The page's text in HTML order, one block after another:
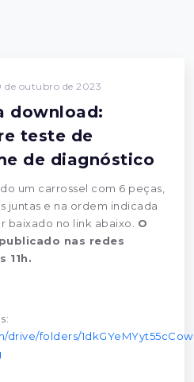
de outubro de 2023
download:
teste de
de diagnóstico
um carrossel com 6 peças,
juntas e na ordem indicada
baixado no link abaixo. O
nas redes
11h.
folders/